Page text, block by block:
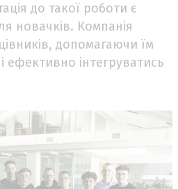
до такої роботи є
новачків. Компанія
допомагаючи їм
ефективно інтегруватись